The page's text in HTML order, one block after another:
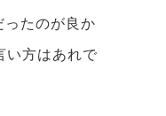
ったのが良か
い方はあれで